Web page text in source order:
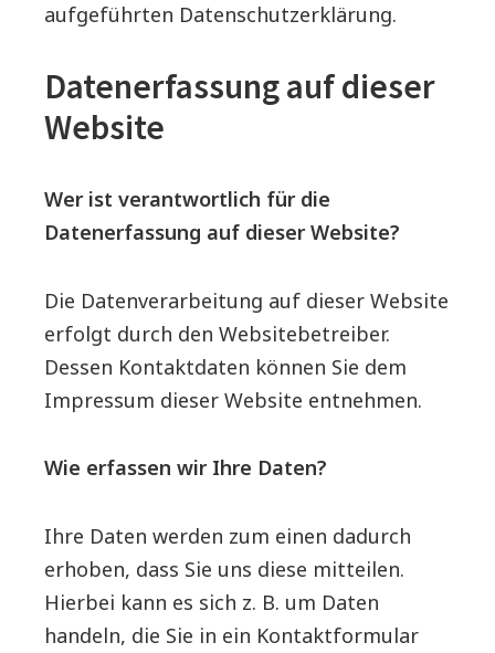
aufgeführten Datenschutzerklärung.
Datenerfassung auf dieser
Website
Wer ist verantwortlich für die
Datenerfassung auf dieser Website?
Die Datenverarbeitung auf dieser Website
erfolgt durch den Websitebetreiber.
Dessen Kontaktdaten können Sie dem
Impressum dieser Website entnehmen.
Wie erfassen wir Ihre Daten?
Ihre Daten werden zum einen dadurch
erhoben, dass Sie uns diese mitteilen.
Hierbei kann es sich z. B. um Daten
handeln, die Sie in ein Kontaktformular